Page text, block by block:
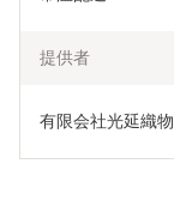
提供者
有限会社光延織物